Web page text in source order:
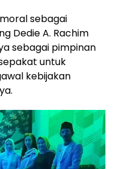
sebagai
Dedie A. Rachim
sebagai pimpinan
untuk
kebijakan